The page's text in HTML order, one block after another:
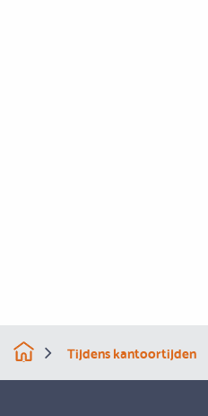
Tijdens kantoortijden